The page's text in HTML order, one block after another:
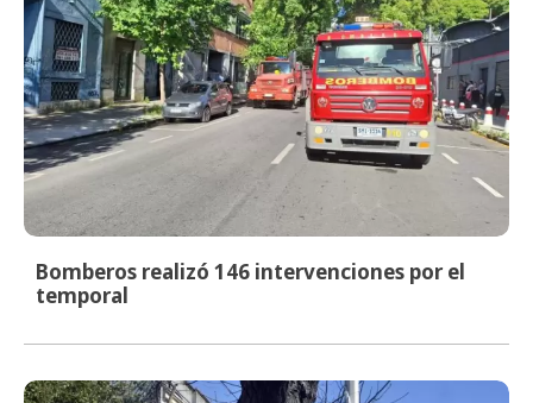
Bomberos realizó 146 intervenciones por el
temporal